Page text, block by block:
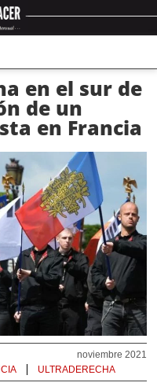
en el sur de
de un
en Francia
noviembre 2021
ULTRADERECHA